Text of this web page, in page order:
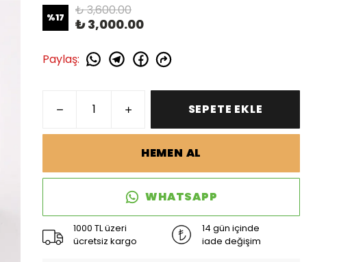
%17 ₺ 3,600.00
₺ 3,000.00
Paylaş:
SEPETE EKLE
HEMEN AL
WHATSAPP
1000 TL üzeri
ücretsiz kargo
14 gün içinde
iade değişim